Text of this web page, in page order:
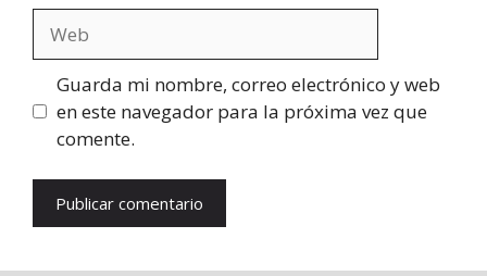
Guarda mi nombre, correo electrónico y web
en este navegador para la próxima vez que
comente.